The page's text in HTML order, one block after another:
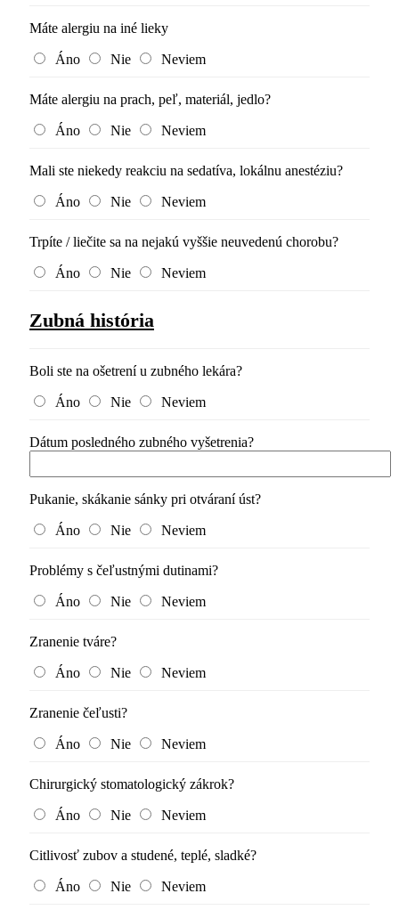
Máte alergiu na iné lieky
Áno Nie Neviem
Máte alergiu na prach, peľ, materiál, jedlo?
Áno Nie Neviem
Mali ste niekedy reakciu na sedatíva, lokálnu anestéziu?
Áno Nie Neviem
Trpíte / liečite sa na nejakú vyššie neuvedenú chorobu?
Áno Nie Neviem
Zubná história
Boli ste na ošetrení u zubného lekára?
Áno Nie Neviem
Dátum posledného zubného vyšetrenia?
Pukanie, skákanie sánky pri otváraní úst?
Áno Nie Neviem
Problémy s čeľustnými dutinami?
Áno Nie Neviem
Zranenie tváre?
Áno Nie Neviem
Zranenie čeľusti?
Áno Nie Neviem
Chirurgický stomatologický zákrok?
Áno Nie Neviem
Citlivosť zubov a studené, teplé, sladké?
Áno Nie Neviem